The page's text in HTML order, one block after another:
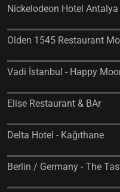
Nickelodeon Hotel
Olden 1545 Restaurant
Vadi İstanbul - Happy
Elise Restaurant & BAr
Delta Hotel - Kağıthane
Berlin / Germany - The